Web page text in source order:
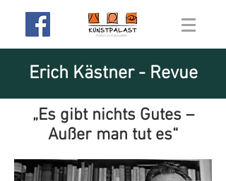
Erich Kästner - Revue
„Es gibt nichts Gutes –
Außer man tut es“